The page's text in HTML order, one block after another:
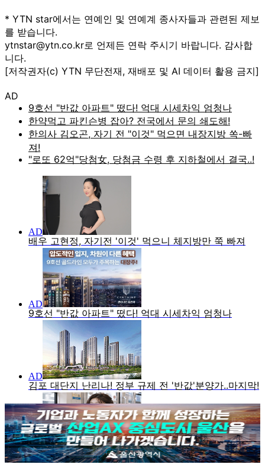
* YTN star에서는 연예인 및 연예계 종사자들과 관련된 제보
를 받습니다.
ytnstar@ytn.co.kr로 언제든 연락 주시기 바랍니다. 감사합
니다.
[저작권자(c) YTN 무단전재, 재배포 및 AI 데이터 활용 금지]
AD